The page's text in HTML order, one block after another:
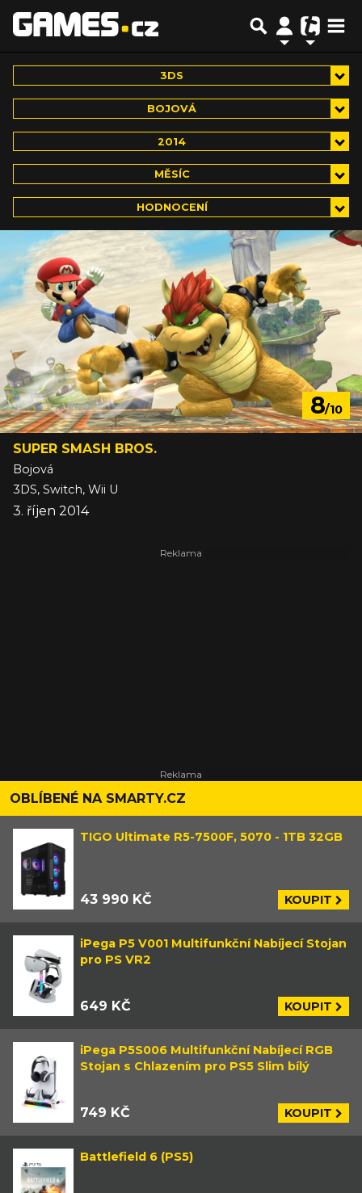
3DS
BOJOVÁ
2014
MĚSÍC
HODNOCENÍ
8/10
SUPER SMASH BROS.
Bojová
3DS, Switch, Wii U
3. říjen 2014
OBLÍBENÉ NA SMARTY.CZ
TIGO Ultimate R5-7500F, 5070 - 1TB 32GB
43 990 KČ KOUPIT
iPega P5 V001 Multifunkční Nabíjecí Stojan
pro PS VR2
649 KČ KOUPIT
iPega P5S006 Multifunkční Nabíjecí RGB
Stojan s Chlazením pro PS5 Slim bílý
749 KČ KOUPIT
Battlefield 6 (PS5)